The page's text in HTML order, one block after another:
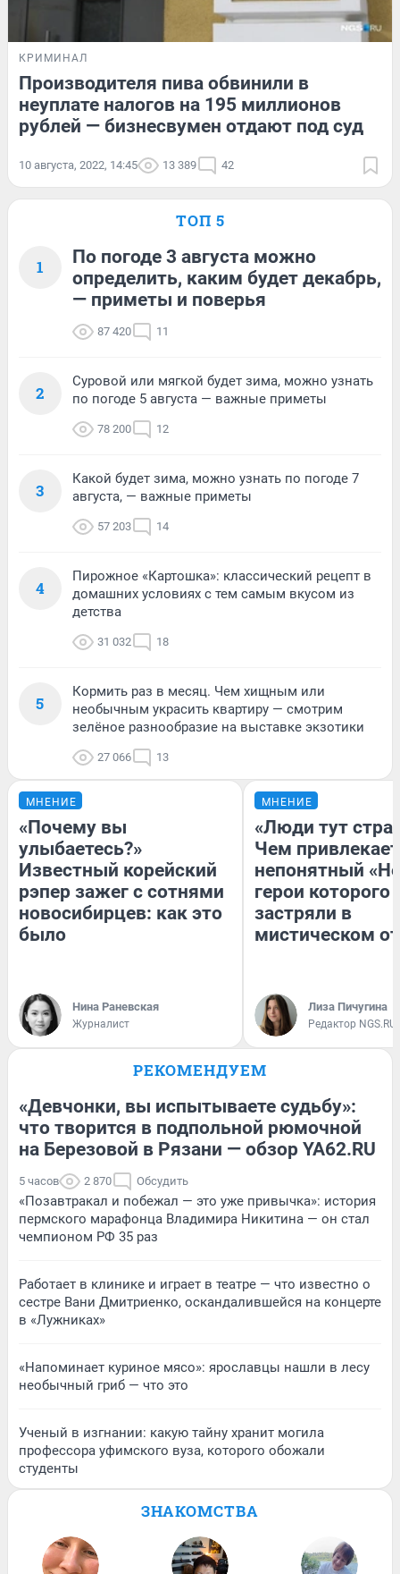
КРИМИНАЛ
Производителя пива обвинили в
неуплате налогов на 195 миллионов
рублей — бизнесвумен отдают под суд
10 августа, 2022, 14:45 13 389 42
ТОП 5
1
По погоде 3 августа можно
определить, каким будет декабрь,
— приметы и поверья
87 420 11
2
Суровой или мягкой будет зима, можно узнать
по погоде 5 августа — важные приметы
78 200 12
3
Какой будет зима, можно узнать по погоде 7
августа, — важные приметы
57 203 14
4
Пирожное «Картошка»: классический рецепт в
домашних условиях с тем самым вкусом из
детства
31 032 18
5
Кормить раз в месяц. Чем хищным или
необычным украсить квартиру — смотрим
зелёное разнообразие на выставке экзотики
27 066 13
МНЕНИЕ
«Почему вы
улыбаетесь?»
Известный корейский
рэпер зажег с сотнями
новосибирцев: как это
было
Нина Раневская
Журналист
МНЕНИЕ
«Люди тут
Чем привлекает
непонятный
герои которого
застряли в
мистическом
Лиза Пичугина
Редактор NGS.RU
РЕКОМЕНДУЕМ
«Девчонки, вы испытываете судьбу»:
что творится в подпольной рюмочной
на Березовой в Рязани — обзор YA62.RU
5 часов 2 870 Обсудить
«Позавтракал и побежал — это уже привычка»: история
пермского марафонца Владимира Никитина — он стал
чемпионом РФ 35 раз
Работает в клинике и играет в театре — что известно о
сестре Вани Дмитриенко, оскандалившейся на концерте
в «Лужниках»
«Напоминает куриное мясо»: ярославцы нашли в лесу
необычный гриб — что это
Ученый в изгнании: какую тайну хранит могила
профессора уфимского вуза, которого обожали
студенты
ЗНАКОМСТВА